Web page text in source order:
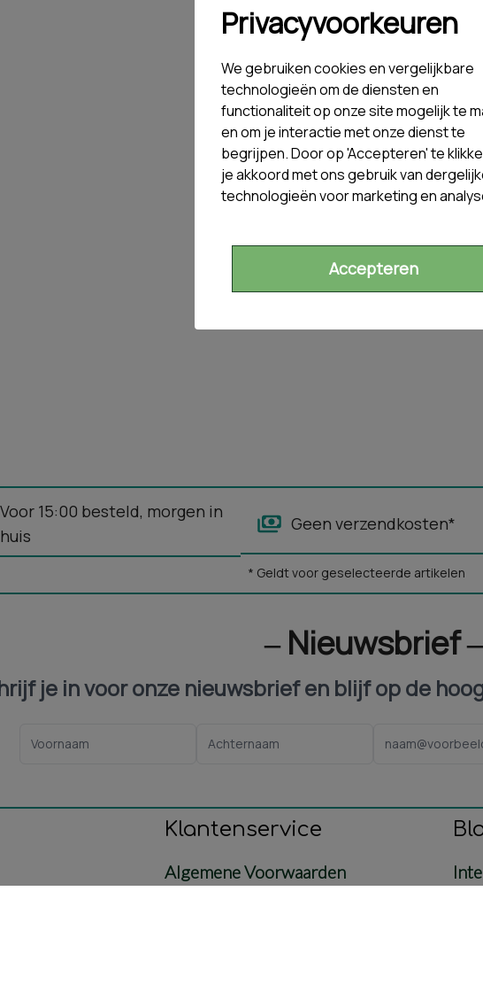
Privacyvoorkeuren
We gebruiken cookies en vergelijkbare
technologieën om de diensten en
functionaliteit op onze site mogelijk te
en om je interactie met onze dienst te
begrijpen. Door op 'Accepteren' te
je akkoord met ons gebruik van
technologieën voor marketing en
Accepteren
Voor 15:00 besteld, morgen in
huis
Geen verzendkosten*
* Geldt voor geselecteerde artikelen
‒ Nieuwsbrief ‒
je in voor onze nieuwsbrief en blijf op de
Klantenservice
Algemene Voorwaarden